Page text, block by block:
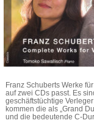
Franz Schuberts Werke
auf zwei CDs passt. Es
geschäftstüchtige
kommen die als „Grand
und die bedeutende C-